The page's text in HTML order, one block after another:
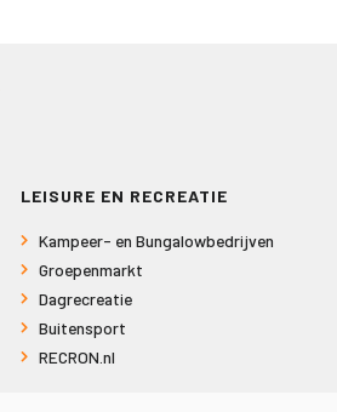
LEISURE EN RECREATIE
Kampeer- en Bungalowbedrijven
Groepenmarkt
Dagrecreatie
Buitensport
RECRON.nl